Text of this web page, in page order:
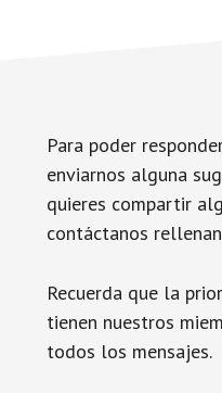
Para poder
enviarnos alguna
quieres compartir
contáctanos
Recuerda que la
tienen nuestros
todos los mensajes.